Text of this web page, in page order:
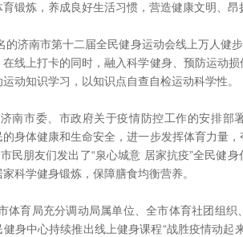
锻炼，养成良好生活习惯，营造健康文明、昂
南市第十二届全民健身运动会线上万人健步
线上打卡的同时，融入科学健身、预防运动
动知识学习，以知识点自查自检运动科学性。
市委、市政府关于疫情防控工作的安排部
身体健康和生命安全，进一步发挥体育力量
民朋友们发出了“泉心城意 居家抗疫”全民健
科学健身锻炼，保障膳食均衡营养。
局充分调动局属单位、全市体育社团组织
身中心持续推出线上健身课程“战胜疫情动起